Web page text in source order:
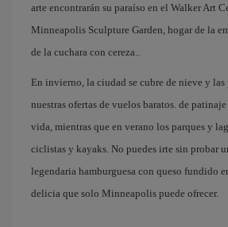
arte encontrarán su paraíso en el Walker Art
Minneapolis Sculpture Garden, hogar de la
de la cuchara con cereza..
En invierno, la ciudad se cubre de nieve y
nuestras ofertas de vuelos baratos. de
vida, mientras que en verano los parques y
ciclistas y kayaks. No puedes irte sin probar
legendaria hamburguesa con queso fundido
delicia que solo Minneapolis puede ofrecer.